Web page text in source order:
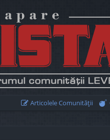
Articolele Comunităţii